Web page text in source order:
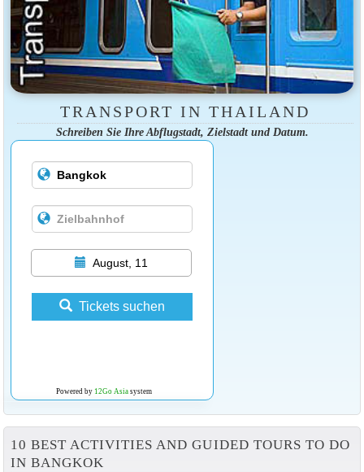
TRANSPORT IN THAILAND
Schreiben Sie Ihre Abflugstadt, Zielstadt und Datum.
August, 11
Tickets suchen
Powered by 12Go Asiasystem
10 BEST ACTIVITIES AND GUIDED TOURS TO DO
IN BANGKOK